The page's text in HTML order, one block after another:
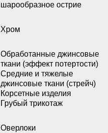
шарообразное острие
Хром
Обработанные джинсовые
ткани (эффект потертости)
Средние и тяжелые
джинсовые ткани (стрейч)
Корсетные изделия
Грубый трикотаж
Оверлоки